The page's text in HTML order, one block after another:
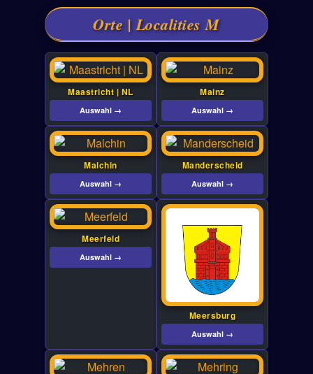
Orte | Localities M
Maastricht | NL
Auswahl →
Mainz
Auswahl →
Malchin
Auswahl →
Manderscheid
Auswahl →
Meerfeld
Auswahl →
Meersburg
Auswahl →